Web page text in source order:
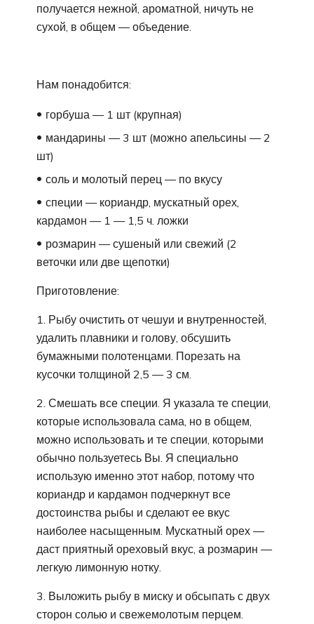
получается нежной, ароматной, ничуть не
сухой, в общем — объедение.
Нам понадобится:
горбуша — 1 шт (крупная)
мандарины — 3 шт (можно апельсины — 2
шт)
соль и молотый перец — по вкусу
специи — кориандр, мускатный орех,
кардамон — 1 — 1,5 ч. ложки
розмарин — сушеный или свежий (2
веточки или две щепотки)
Приготовление:
1. Рыбу очистить от чешуи и внутренностей,
удалить плавники и голову, обсушить
бумажными полотенцами. Порезать на
кусочки толщиной 2,5 — 3 см.
2. Смешать все специи. Я указала те специи,
которые использовала сама, но в общем,
можно использовать и те специи, которыми
обычно пользуетесь Вы. Я специально
использую именно этот набор, потому что
кориандр и кардамон подчеркнут все
достоинства рыбы и сделают ее вкус
наиболее насыщенным. Мускатный орех —
даст приятный ореховый вкус, а розмарин —
легкую лимонную нотку.
3. Выложить рыбу в миску и обсыпать с двух
сторон солью и свежемолотым перцем.